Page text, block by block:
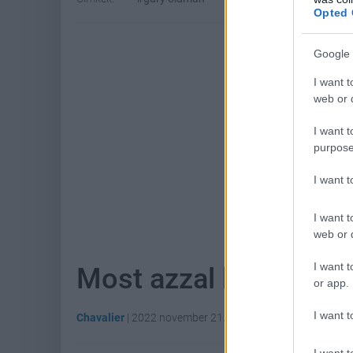
Opted
Google
I want
web or
I want
I want
I want
web or
I want
or app.
I want
Most azzal
Chavalier | 2022 november 21. 07:09